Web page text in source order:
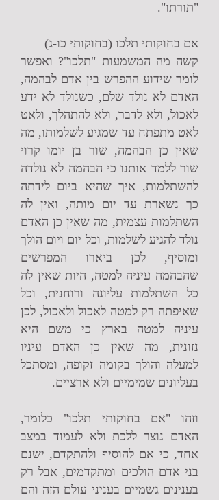
"תורתו".
אם בחוקותי תלכו (בחוקותי כו-ג)
קשה מה המשמעות "תלכו"? ואפשר
לומר שידוע ההפרש בין אדם לבהמה,
האדם לא נולד שלם, כשנולד לא ידע
לאכול, ולא לדבר, ולא להתהלך, ולאט
לאט מתפתח עד שמגיע לשלמותו, מה
שאין כן הבהמה, שור בן יומו קרוי
שור ללמד אותנו כי הבהמה לא נולדה
להשתלמות, איך שהיא ביום לידתה
כך נשארת עד יום מותה, ואין לה
השתלמות עצמית, מה שאין כן האדם
נולד להגיע לשלמות, וכל יום ויום הולך
ומוסיף, לכן ביארו המפרשים
שהבהמה עיניה למטה, היות שאין לה
כל השתלמות עליונה ורוחנית, וכל
שאיפתה רק למטה לאכול ולאכול, לכן
עיניה למטה בארץ כי משם היא
נזונית, מה שאין כן האדם עיניו
למעלה והולך בקומה זקופה, ומסתכל
בעליונים שמימיים ולא ארציים.
וזהו "אם בחוקותי תלכו" כלומר,
האדם נוצר ללכת ולא לעמוד במצב
אחד, כי אם להוסיף ולהתקדם, ישנם
בני אדם הולכים ומתקדמים, אבל רק
בענינים גשמיים בעניני עולם הזה והם